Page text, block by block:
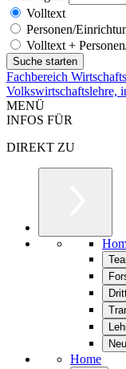
Volltext
Personen/
Volltext +
Fachbereich
Volkswirtschaftslehre,
MENÜ
INFOS FÜR
DIREKT ZU
Home